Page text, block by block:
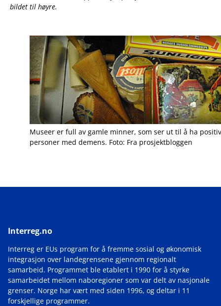
bildet til høyre.
Museer er full av gamle minner, som ser ut til å ha
personer med demens. Foto: Fra prosjektbloggen
Interreg.no
Interreg er EUs program for å fremme sosial og økonomisk
integrasjon over landegrensene gjennom regionalt
samarbeid. Programmet ble etablert i 1990 for å styrke
samarbeidet mellom naboregioner som var delt av nasjonale
grenser. Norge har vært med siden 1996, og deltar i 11
forskjellige programmer.